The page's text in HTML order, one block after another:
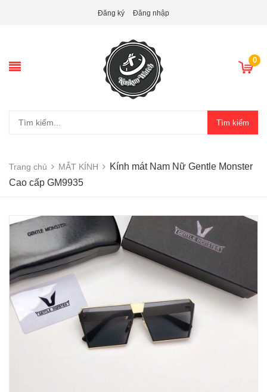
Đăng ký Đăng nhập
0
Tìm kiếm
Trang chủ MẮT KÍNH
Kính mát Nam Nữ Gentle Monster
Cao cấp GM9935